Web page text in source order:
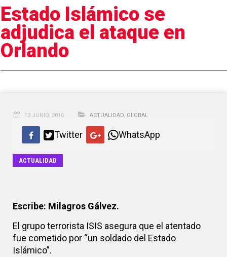
Estado Islámico se
adjudica el ataque en
Orlando
13 JUNIO, 2016 ACTUALIDAD, GLOBAL
Twitter WhatsApp
ACTUALIDAD
Escribe: Milagros Gálvez.
El grupo terrorista ISIS asegura que el atentado
fue cometido por “un soldado del Estado
Islámico”.